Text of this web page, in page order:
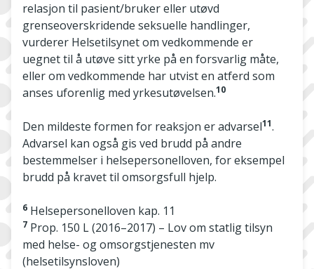
relasjon til pasient/bruker eller utøvd
grenseoverskridende seksuelle handlinger,
vurderer Helsetilsynet om vedkommende er
uegnet til å utøve sitt yrke på en forsvarlig måte,
eller om vedkommende har utvist en atferd som
anses uforenlig med yrkesutøvelsen.10
Den mildeste formen for reaksjon er advarsel11.
Advarsel kan også gis ved brudd på andre
bestemmelser i helsepersonelloven, for eksempel
brudd på kravet til omsorgsfull hjelp.
6 Helsepersonelloven kap. 11
7 Prop. 150 L (2016–2017) – Lov om statlig tilsyn
med helse- og omsorgstjenesten mv
(helsetilsynsloven)